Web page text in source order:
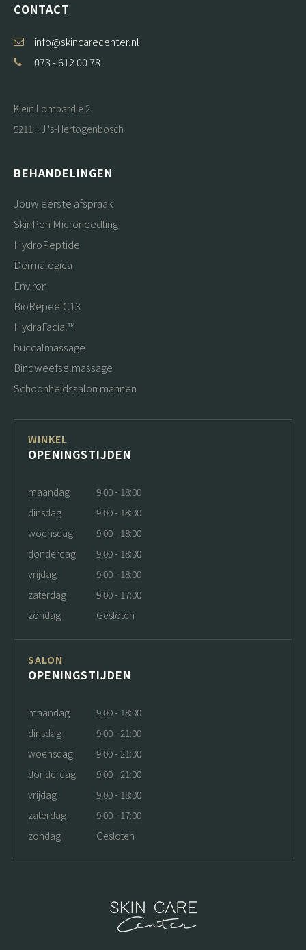
CONTACT
info@skincarecenter.nl
073 - 612 00 78
Klein Lombardje 2
5211 HJ 's-Hertogenbosch
BEHANDELINGEN
Jouw eerste afspraak
SkinPen Microneedling
HydroPeptide
Dermalogica
Environ
BioRepeelC13
HydraFacial™
buccalmassage
Bindweefselmassage
Schoonheidssalon mannen
WINKEL
OPENINGSTIJDEN
maandag
9:00 - 18:00
dinsdag
9:00 - 18:00
woensdag
9:00 - 18:00
donderdag
9:00 - 18:00
vrijdag
9:00 - 18:00
zaterdag
9:00 - 17:00
zondag
Gesloten
SALON
OPENINGSTIJDEN
maandag
9:00 - 18:00
dinsdag
9:00 - 21:00
woensdag
9:00 - 21:00
donderdag
9:00 - 21:00
vrijdag
9:00 - 18:00
zaterdag
9:00 - 17:00
zondag
Gesloten